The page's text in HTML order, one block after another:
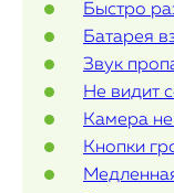
Mac Mini
О нас
Контакты
Быстро
Батарея
Звук
Не видит
Камера
Кнопки